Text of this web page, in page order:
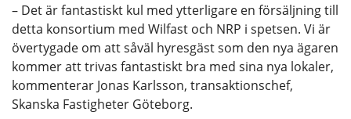
– Det är fantastiskt kul med ytterligare en försäljning till
detta konsortium med Wilfast och NRP i spetsen. Vi är
övertygade om att såväl hyresgäst som den nya ägaren
kommer att trivas fantastiskt bra med sina nya lokaler,
kommenterar Jonas Karlsson, transaktionschef,
Skanska Fastigheter Göteborg.